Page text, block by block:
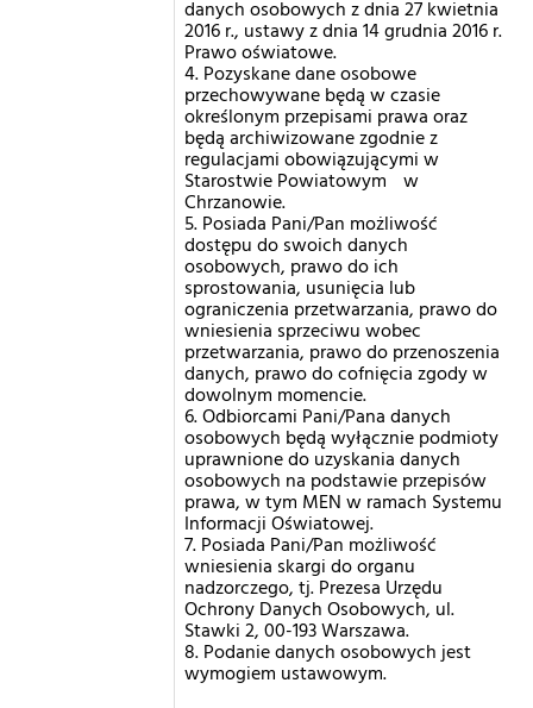
danych osobowych z dnia 27 kwietnia
2016 r., ustawy z dnia 14 grudnia 2016 r.
Prawo oświatowe.
4. Pozyskane dane osobowe
przechowywane będą w czasie
określonym przepisami prawa oraz
będą archiwizowane zgodnie z
regulacjami obowiązującymi w
Starostwie Powiatowym w
Chrzanowie.
5. Posiada Pani/Pan możliwość
dostępu do swoich danych
osobowych, prawo do ich
sprostowania, usunięcia lub
ograniczenia przetwarzania, prawo do
wniesienia sprzeciwu wobec
przetwarzania, prawo do przenoszenia
danych, prawo do cofnięcia zgody w
dowolnym momencie.
6. Odbiorcami Pani/Pana danych
osobowych będą wyłącznie podmioty
uprawnione do uzyskania danych
osobowych na podstawie przepisów
prawa, w tym MEN w ramach Systemu
Informacji Oświatowej.
7. Posiada Pani/Pan możliwość
wniesienia skargi do organu
nadzorczego, tj. Prezesa Urzędu
Ochrony Danych Osobowych, ul.
Stawki 2, 00-193 Warszawa.
8. Podanie danych osobowych jest
wymogiem ustawowym.